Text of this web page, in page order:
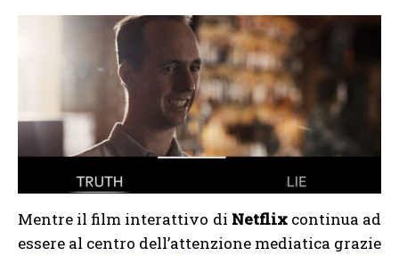
Mentre il film interattivo di Netflixcontinua ad
essere al centro dell’attenzione mediatica grazie